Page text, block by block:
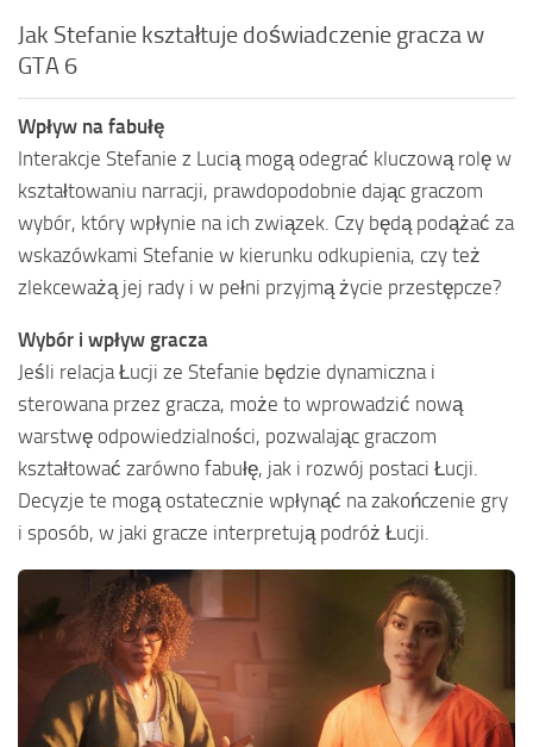
Jak Stefanie kształtuje doświadczenie gracza w
GTA 6
Wpływ na fabułę
Interakcje Stefanie z Lucią mogą odegrać kluczową rolę w
kształtowaniu narracji, prawdopodobnie dając graczom
wybór, który wpłynie na ich związek. Czy będą podążać za
wskazówkami Stefanie w kierunku odkupienia, czy też
zlekceważą jej rady i w pełni przyjmą życie przestępcze?
Wybór i wpływ gracza
Jeśli relacja Łucji ze Stefanie będzie dynamiczna i
sterowana przez gracza, może to wprowadzić nową
warstwę odpowiedzialności, pozwalając graczom
kształtować zarówno fabułę, jak i rozwój postaci Łucji.
Decyzje te mogą ostatecznie wpłynąć na zakończenie gry
i sposób, w jaki gracze interpretują podróż Łucji.